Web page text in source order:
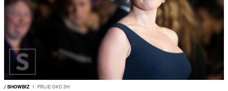
/SHOWBIZ I PRIJE OKO 3H